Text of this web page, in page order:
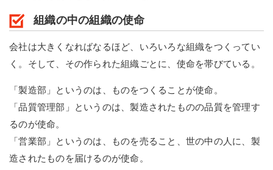
組織の中の組織の使命
会社は大きくなればなるほど、いろいろな組織をつくってい
く。そして、その作られた組織ごとに、使命を帯びている。
「製造部」というのは、ものをつくることが使命。
「品質管理部」というのは、製造されたものの品質を管理す
るのが使命。
「営業部」というのは、ものを売ること、世の中の人に、製
造されたものを届けるのが使命。